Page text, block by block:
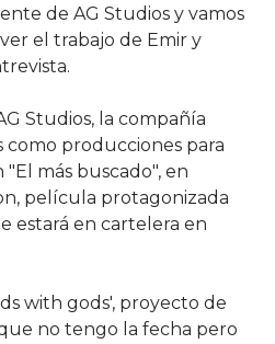
de AG Studios y vamos
el trabajo de Emir y
Studios, la compañía
producciones para
"El más buscado", en
película protagonizada
estará en cartelera en
with gods', proyecto de
no tengo la fecha pero